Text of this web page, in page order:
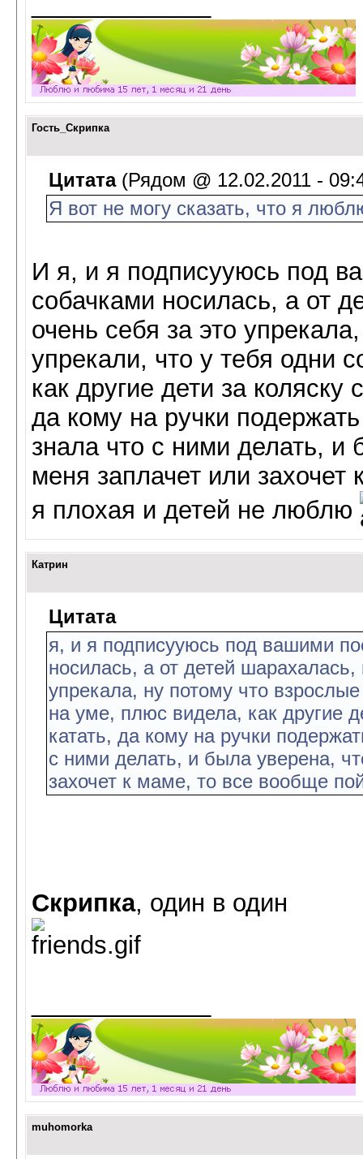
Гость_Скрипка
Цитата(Рядом @ 12.02.2011 -
Я вот не могу сказать, что я
И я, и я подписууюсь под
собачками носилась, а от
очень себя за это
упрекали, что у тебя одни
как другие дети за
да кому на ручки
знала что с ними делать, и
меня заплачет или
я плохая и детей не люблю
Катрин
Цитата
я, и я подписууюсь под вашими
носилась, а от детей
упрекала, ну потому что
на уме, плюс видела, как другие
катать, да кому на ручки
с ними делать, и была уверена,
захочет к маме, то все вообще
Скрипка, один в один
muhomorka